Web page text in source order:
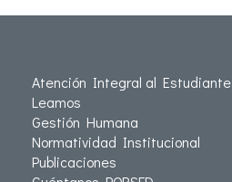
Atención Integral al Estudiante
Leamos
Gestión Humana
Normatividad Institucional
Publicaciones